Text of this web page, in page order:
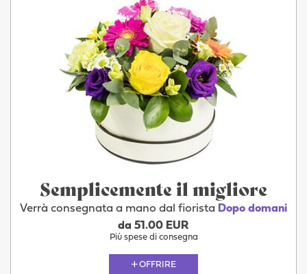
Semplicemente il migliore
Verrà consegnata a mano dal fiorista Dopo domani
da 51.00 EUR
Più spese di consegna
OFFRIRE